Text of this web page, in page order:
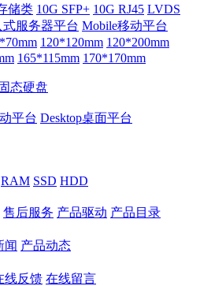
储类 10G SFP+ 10G RJ45 LVDS
式服务器平台 Mobile移动平台
120*120mm 120*200mm
165*115mm 170*170mm
态硬盘
平台 Desktop桌面平台
RAM SSD HDD
售后服务 产品驱动 产品目录
闻 产品动态
线反馈 在线留言